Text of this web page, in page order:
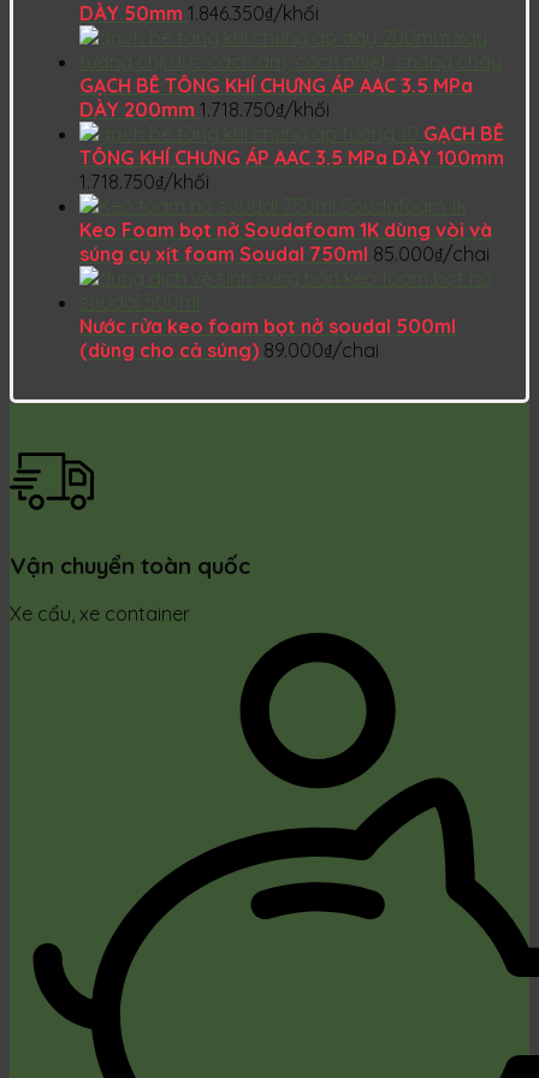
DÀY 50mm 1.846.350₫/khối
GẠCH BÊ TÔNG KHÍ CHƯNG ÁP AAC 3.5 MPa
DÀY 200mm 1.718.750₫/khối
GẠCH BÊ
TÔNG KHÍ CHƯNG ÁP AAC 3.5 MPa DÀY 100mm
1.718.750₫/khối
Keo Foam bọt nở Soudafoam 1K dùng vòi và
súng cụ xịt foam Soudal 750ml 85.000₫/chai
Nước rửa keo foam bọt nở soudal 500ml
(dùng cho cả súng) 89.000₫/chai
Vận chuyển toàn quốc
Xe cẩu, xe container